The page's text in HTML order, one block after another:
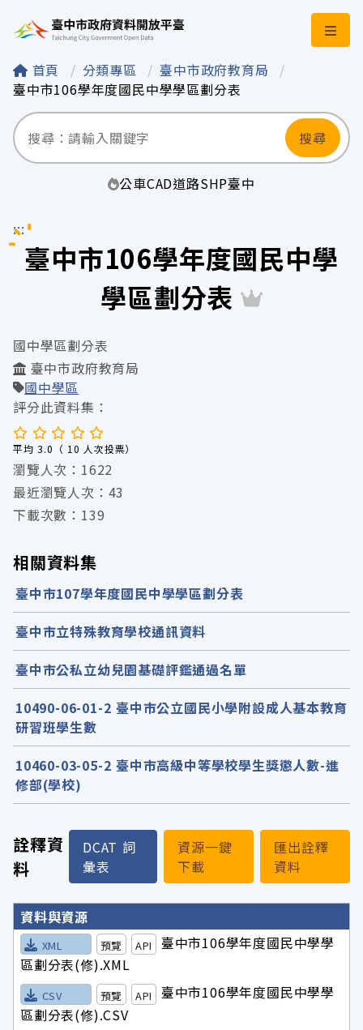
臺中市政府資料開
首頁 分類專區
臺中市政府教育局
臺中市106學年度國民中學學區劃分表
搜尋
公車CAD道路SHP臺中
:::
臺中市106學年度國民中學
學區劃分表
詮釋資
料
DCAT 詞
彙表
資源一鍵
下載
匯出詮釋
資料
詮釋資料詳細內容
資料與資源
XML 預覽 API
臺中市106學年度國民中學學
區劃分表(修).XML
CSV 預覽 API
臺中市106學年度國民中學學
區劃分表(修).CSV
國中學區劃分表
臺中市政府教育局
國中學區
評分此資料集：
平均 3.0（ 10 人次投票）
瀏覽人次：1622
最近瀏覽人次：43
下載次數：139
相關資料集
臺中市107學年度國民中學學區劃分表
臺中市立特殊教育學校通訊資料
臺中市公私立幼兒園基礎評鑑通過名單
10490-06-01-2 臺中市公立國民小學附設成人基本教育
研習班學生數
10460-03-05-2 臺中市高級中等學校學生獎懲人數-進
修部(學校)